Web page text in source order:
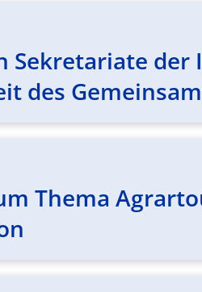
Sekretariate der
des
Thema